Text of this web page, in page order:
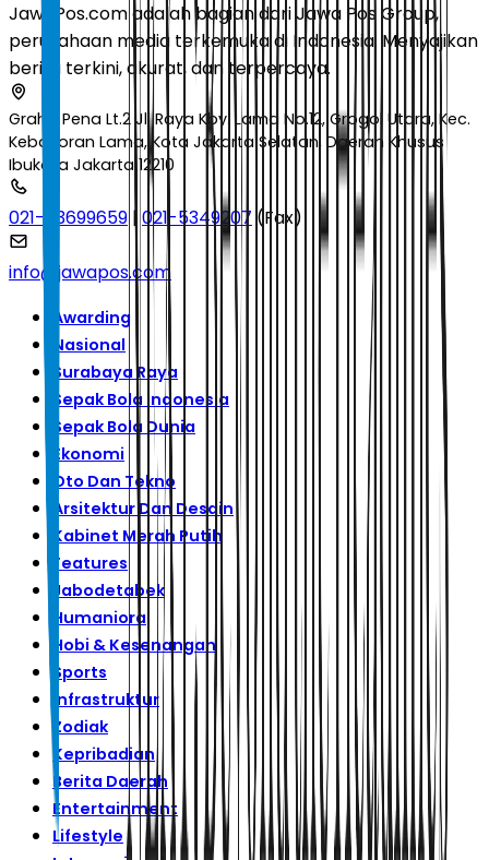
JawaPos.com adalah bagian dari Jawa Pos Group,
perusahaan media terkemuka di Indonesia. Menyajikan
berita terkini, akurat, dan terpercaya.
Graha Pena Lt.2 Jl. Raya Kby. Lama No.12, Grogol Utara, Kec.
Kebayoran Lama, Kota Jakarta Selatan, Daerah Khusus
Ibukota Jakarta 12210
021-53699659 | 021-5349207 (Fax)
info@jawapos.com
Awarding
Nasional
Surabaya Raya
Sepak Bola Indonesia
Sepak Bola Dunia
Ekonomi
Oto Dan Tekno
Arsitektur Dan Desain
Kabinet Merah Putih
Features
Jabodetabek
Humaniora
Hobi & Kesenangan
Sports
Infrastruktur
Zodiak
Kepribadian
Berita Daerah
Entertainment
Lifestyle